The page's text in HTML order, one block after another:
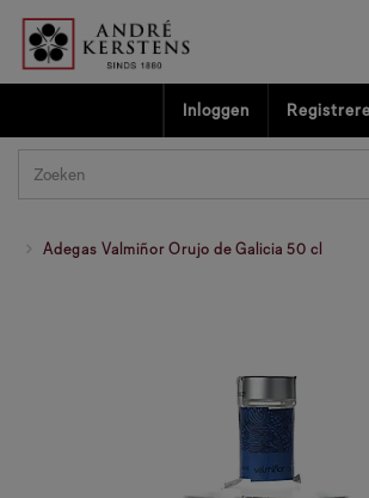
Inloggen
Adegas Valmiñor Orujo de Galicia 50 cl